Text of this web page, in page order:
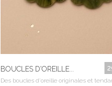
BOUCLES D'OREILLE...
Des boucles d'oreille originales et